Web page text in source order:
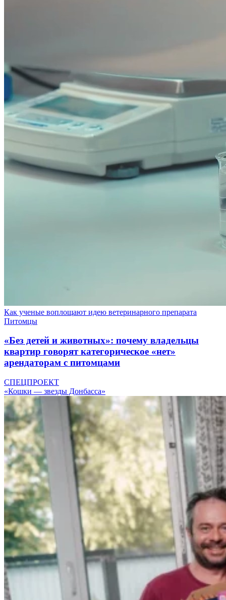
Как ученые воплощают идею ветеринарного препарата
Питомцы
«Без детей и животных»: почему владельцы
квартир говорят категорическое «нет»
арендаторам с питомцами
СПЕЦПРОЕКТ
«Кошки — звезды Донбасса»